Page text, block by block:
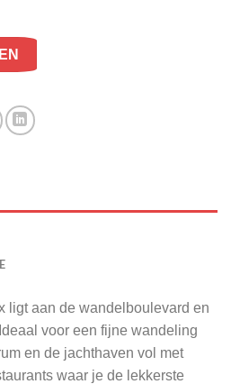
ligt aan de wandelboulevard en
voor een fijne wandeling
en de jachthaven vol met
waar je de lekkerste